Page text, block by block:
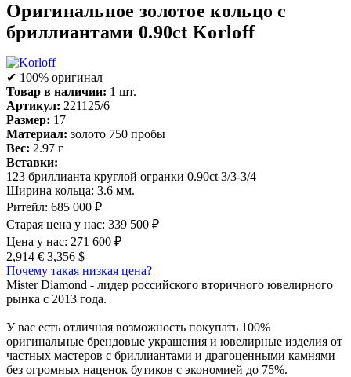
Оригинальное золотое кольцо с
бриллиантами 0.90ct Korloff
✔ 100% оригинал
Товар в наличии: 1 шт.
Артикул: 221125/6
Размер: 17
Материал: золото 750 пробы
Вес: 2.97 г
Вставки:
123 бриллианта круглой огранки 0.90ct 3/3-3/4
Ширина кольца: 3.6 мм.
Ритейл: 685 000 ₽
Старая цена у нас: 339 500 ₽
Цена у нас: 271 600 ₽
2,914 € 3,356 $
Почему такая низкая цена?
Mister Diamond - лидер российского вторичного ювелирного
рынка с 2013 года.
У вас есть отличная возможность покупать 100%
оригинальные брендовые украшения и ювелирные изделия от
частных мастеров с бриллиантами и драгоценными камнями
без огромных наценок бутиков с экономией до 75%.